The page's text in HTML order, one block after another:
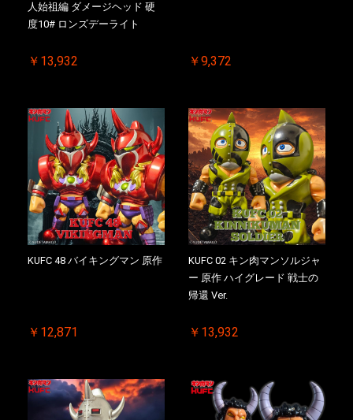
人始祖編 ダメージヘッド 硬
度10# ロンズデーライト
￥13,932 ￥9,372
KUFC 48 バイキングマン 原作
￥12,871
KUFC 02 キン肉マンソルジャ
ー 原作 ハイグレード 戦士の
帰還 Ver.
￥13,932